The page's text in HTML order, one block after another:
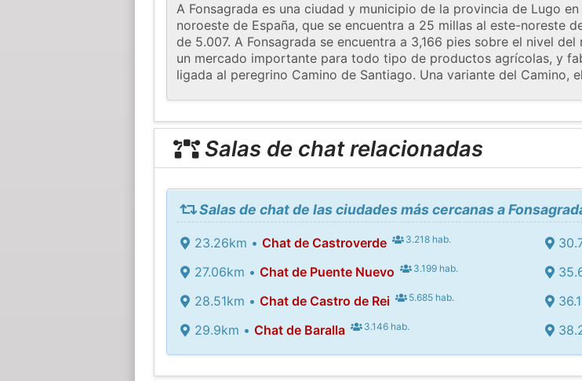
A Fonsagrada es una ciudad y municipio de la provincia de Lugo
noroeste de España, que se encuentra a 25 millas al este-noreste
de 5.007. A Fonsagrada se encuentra a 3,166 pies sobre el nivel
un mercado importante para todo tipo de productos agrícolas, y
ligada al peregrino Camino de Santiago. Una variante del Camino,
Salas de chat relacionadas
Salas de chat de las ciudades más cercanas a
23.26km • Chat de Castroverde 3.218 hab.
27.06km • Chat de Puente Nuevo 3.199 hab.
28.51km • Chat de Castro de Rei 5.685 hab.
29.9km • Chat de Baralla 3.146 hab.